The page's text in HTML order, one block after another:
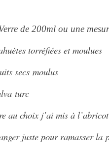
de 200ml ou une
torréfiées et moulues
secs moulus
turc
au choix j’ai mis à
juste pour ramasser la